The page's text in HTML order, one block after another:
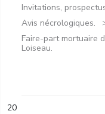
Invitations,
Avis nécrologiques.
Faire-part mortuaire
Loiseau.
20